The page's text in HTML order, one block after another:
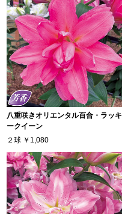
八重咲きオリエンタル百合・ラッキ
ークイーン
２球 ￥1,080